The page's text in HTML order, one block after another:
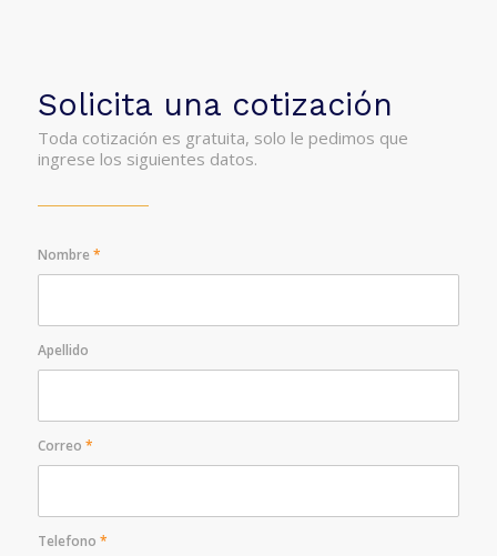
Solicita una cotización
Toda cotización es gratuita, solo le pedimos que
ingrese los siguientes datos.
Nombre *
Apellido
Correo *
Telefono *